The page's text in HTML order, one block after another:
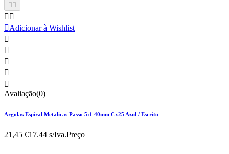
 
 
Adicionar à Wishlist





Avaliação(0)
Argolas Espiral Metalicas Passo 5:1 40mm Cx25 Azul / Escrito
21,45 €17.44 s/Iva.Preço